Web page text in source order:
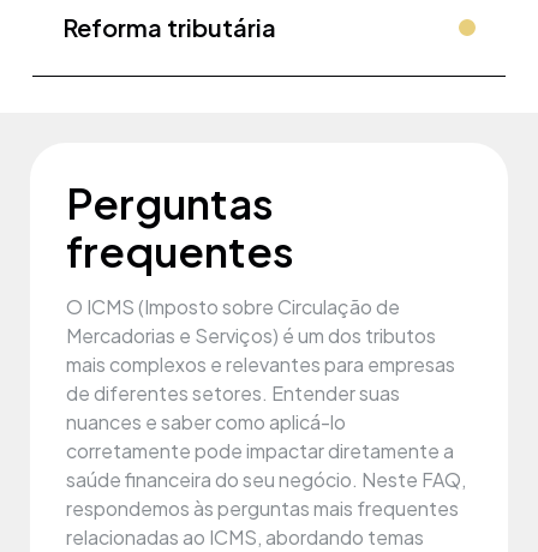
Reforma tributária
Perguntas
frequentes
O ICMS (Imposto sobre Circulação de
Mercadorias e Serviços) é um dos tributos
mais complexos e relevantes para empresas
de diferentes setores. Entender suas
nuances e saber como aplicá-lo
corretamente pode impactar diretamente a
saúde financeira do seu negócio. Neste FAQ,
respondemos às perguntas mais frequentes
relacionadas ao ICMS, abordando temas